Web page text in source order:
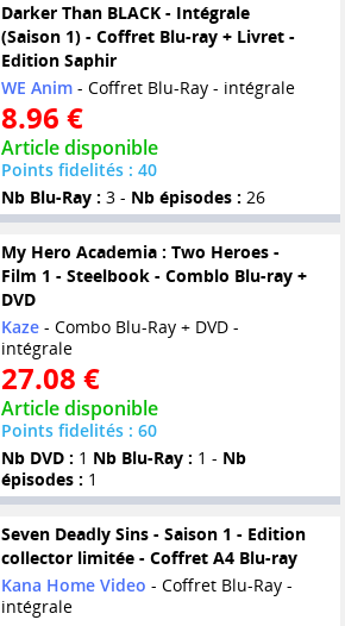
Darker Than BLACK - Intégrale
(Saison 1) - Coffret Blu-ray + Livret -
Edition Saphir
WE Anim- Coffret Blu-Ray - intégrale
8.96 €
Article disponible
Points fidelités : 40
Nb Blu-Ray : 3 - Nb épisodes : 26
My Hero Academia : Two Heroes -
Film 1 - Steelbook - Comblo Blu-ray +
DVD
Kaze- Combo Blu-Ray + DVD -
intégrale
27.08 €
Article disponible
Points fidelités : 60
Nb DVD : 1 Nb Blu-Ray : 1 - Nb
épisodes : 1
Seven Deadly Sins - Saison 1 - Edition
collector limitée - Coffret A4 Blu-ray
Kana Home Video - Coffret Blu-Ray -
intégrale